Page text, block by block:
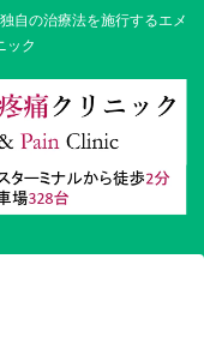
自の治療法を施行するエメ
ック